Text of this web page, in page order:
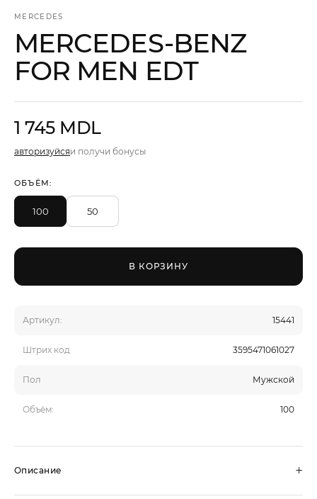
Бренды
Новости
Магазины
Скидки
MERCEDES
MERCEDES-BENZ
FOR MEN EDT
1 745 MDL
авторизуйсяи получи бонусы
ОБЪЁМ:
100 50
В КОРЗИНУ
Артикул: 15441
Штрих код 3595471061027
Пол Мужской
Объём: 100
Описание +